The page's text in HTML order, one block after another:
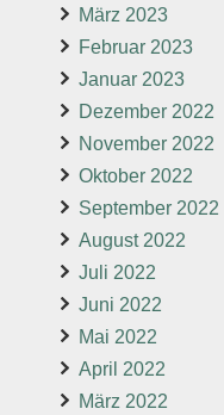
März 2023
Februar 2023
Januar 2023
Dezember 2022
November 2022
Oktober 2022
September 2022
August 2022
Juli 2022
Juni 2022
Mai 2022
April 2022
März 2022